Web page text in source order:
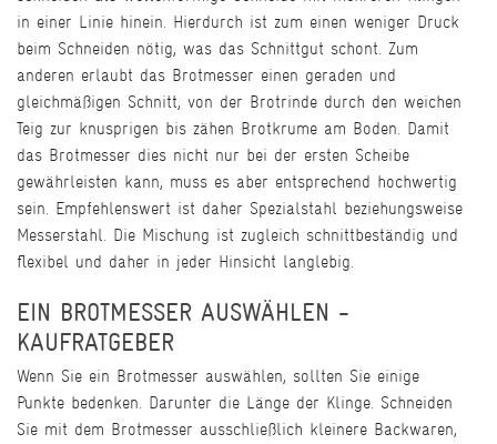
in einer Linie hinein. Hierdurch ist zum einen weniger Druck
beim Schneiden nötig, was das Schnittgut schont. Zum
anderen erlaubt das Brotmesser einen geraden und
gleichmäßigen Schnitt, von der Brotrinde durch den weichen
Teig zur knusprigen bis zähen Brotkrume am Boden. Damit
das Brotmesser dies nicht nur bei der ersten Scheibe
gewährleisten kann, muss es aber entsprechend hochwertig
sein. Empfehlenswert ist daher Spezialstahl beziehungsweise
Messerstahl. Die Mischung ist zugleich schnittbeständig und
flexibel und daher in jeder Hinsicht langlebig.
EIN BROTMESSER AUSWÄHLEN -
KAUFRATGEBER
Wenn Sie ein Brotmesser auswählen, sollten Sie einige
Punkte bedenken. Darunter die Länge der Klinge. Schneiden
Sie mit dem Brotmesser ausschließlich kleinere Backwaren,